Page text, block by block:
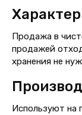
Продажа в
продажей
хранения не
Используют на